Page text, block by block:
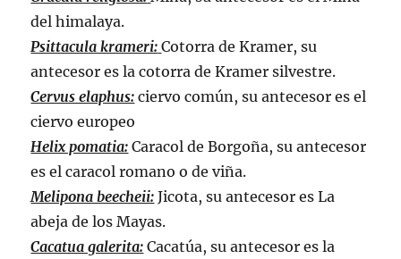
del himalaya.
Psittacula krameri: Cotorra de Kramer, su
antecesor es la cotorra de Kramer silvestre.
Cervus elaphus: ciervo común, su antecesor es el
ciervo europeo
Helix pomatia: Caracol de Borgoña, su antecesor
es el caracol romano o de viña.
Melipona beecheii: Jicota, su antecesor es La
abeja de los Mayas.
Cacatua galerita: Cacatúa, su antecesor es la